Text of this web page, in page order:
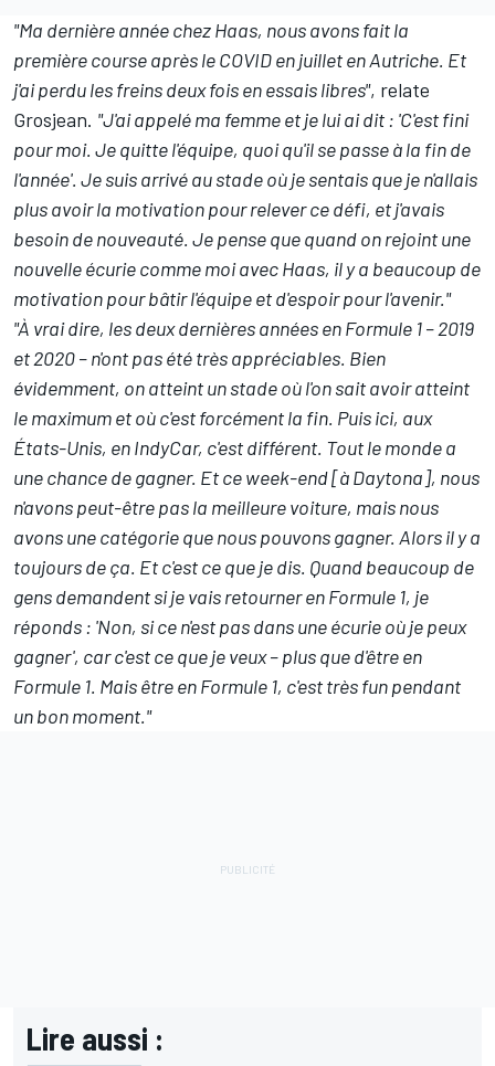
"Ma dernière année chez Haas, nous avons fait la
première course après le COVID en juillet en Autriche. Et
j'ai perdu les freins deux fois en essais libres", relate
Grosjean. "J'ai appelé ma femme et je lui ai dit : 'C'est fini
pour moi. Je quitte l'équipe, quoi qu'il se passe à la fin de
l'année'. Je suis arrivé au stade où je sentais que je n'allais
plus avoir la motivation pour relever ce défi, et j'avais
besoin de nouveauté. Je pense que quand on rejoint une
nouvelle écurie comme moi avec Haas, il y a beaucoup de
motivation pour bâtir l'équipe et d'espoir pour l'avenir."
"À vrai dire, les deux dernières années en Formule 1 – 2019
et 2020 – n'ont pas été très appréciables. Bien
évidemment, on atteint un stade où l'on sait avoir atteint
le maximum et où c'est forcément la fin. Puis ici, aux
États-Unis, en IndyCar, c'est différent. Tout le monde a
une chance de gagner. Et ce week-end [à Daytona], nous
n'avons peut-être pas la meilleure voiture, mais nous
avons une catégorie que nous pouvons gagner. Alors il y a
toujours de ça. Et c'est ce que je dis. Quand beaucoup de
gens demandent si je vais retourner en Formule 1, je
réponds : 'Non, si ce n'est pas dans une écurie où je peux
gagner', car c'est ce que je veux – plus que d'être en
Formule 1. Mais être en Formule 1, c'est très fun pendant
un bon moment."
Lire aussi :